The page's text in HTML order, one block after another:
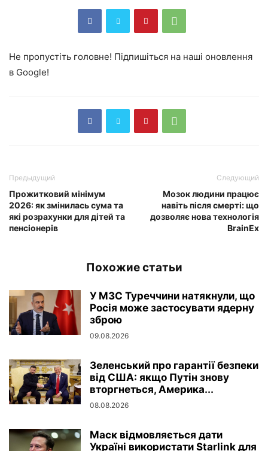
Не пропустіть головне! Підпишіться на наші оновлення
в Google!
Предыдущий
Прожитковий мінімум
2026: як змінилась сума та
які розрахунки для дітей та
пенсіонерів
Следующий
Мозок людини працює
навіть після смерті: що
дозволяє нова технологія
BrainEx
Похожие статьи
У МЗС Туреччини натякнули, що
Росія може застосувати ядерну
зброю
09.08.2026
Зеленський про гарантії безпеки
від США: якщо Путін знову
вторгнеться, Америка...
08.08.2026
Маск відмовляється дати
Україні використати Starlink для